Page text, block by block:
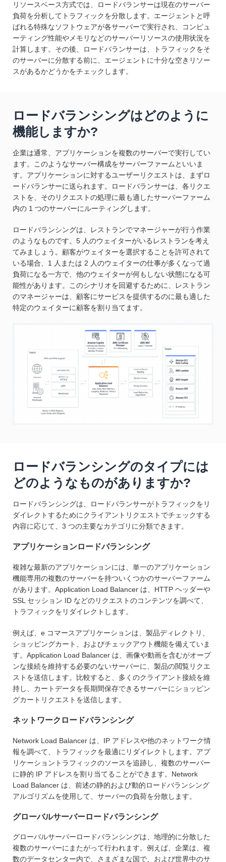
リソースベース方式では、ロードバランサーは現在のサーバー
負荷を分析してトラフィックを分散します。エージェントと呼
ばれる特殊なソフトウェアが各サーバーで実行され、コンピュ
ーティング性能やメモリなどのサーバーリソースの使用状況を
計算します。その後、ロードバランサーは、トラフィックをそ
のサーバーに分散する前に、エージェントに十分な空きリソー
スがあるかどうかをチェックします。
ロードバランシングはどのように
機能しますか?
企業は通常、アプリケーションを複数のサーバーで実行してい
ます。このようなサーバー構成をサーバーファームといいま
す。アプリケーションに対するユーザーリクエストは、まずロ
ードバランサーに送られます。ロードバランサーは、各リクエ
ストを、そのリクエストの処理に最も適したサーバーファーム
内の 1 つのサーバーにルーティングします。
ロードバランシングは、レストランでマネージャーが行う作業
のようなものです。5 人のウェイターがいるレストランを考え
てみましょう。顧客がウェイターを選択することを許可されて
いる場合、1 人または 2 人のウェイターの仕事が多くなって過
負荷になる一方で、他のウェイターが何もしない状態になる可
能性があります。このシナリオを回避するために、レストラン
のマネージャーは、顧客にサービスを提供するのに最も適した
特定のウェイターに顧客を割り当てます。
ロードバランシングのタイプには
どのようなものがありますか?
ロードバランシングは、ロードバランサーがトラフィックをリ
ダイレクトするためにクライアントリクエストでチェックする
内容に応じて、3 つの主要なカテゴリに分類できます。
アプリケーションロードバランシング
複雑な最新のアプリケーションには、単一のアプリケーション
機能専用の複数のサーバーを持ついくつかのサーバーファーム
があります。Application Load Balancer は、HTTP ヘッダーや
SSL セッション ID などのリクエストのコンテンツを調べて、
トラフィックをリダイレクトします。
例えば、e コマースアプリケーションは、製品ディレクトリ、
ショッピングカート、およびチェックアウト機能を備えていま
す。Application Load Balancer は、画像や動画を含むがオープ
ンな接続を維持する必要のないサーバーに、製品の閲覧リクエ
ストを送信します。比較すると、多くのクライアント接続を維
持し、カートデータを長期間保存できるサーバーにショッピン
グカートリクエストを送信します。
ネットワークロードバランシング
Network Load Balancer は、IP アドレスや他のネットワーク情
報を調べて、トラフィックを最適にリダイレクトします。アプ
リケーショントラフィックのソースを追跡し、複数のサーバー
に静的 IP アドレスを割り当てることができます。Network
Load Balancer は、前述の静的および動的ロードバランシング
アルゴリズムを使用して、サーバーの負荷を分散します。
グローバルサーバーロードバランシング
グローバルサーバーロードバランシングは、地理的に分散した
複数のサーバーにまたがって行われます。例えば、企業は、複
数のデータセンター内で、さまざまな国で、および世界中のサ